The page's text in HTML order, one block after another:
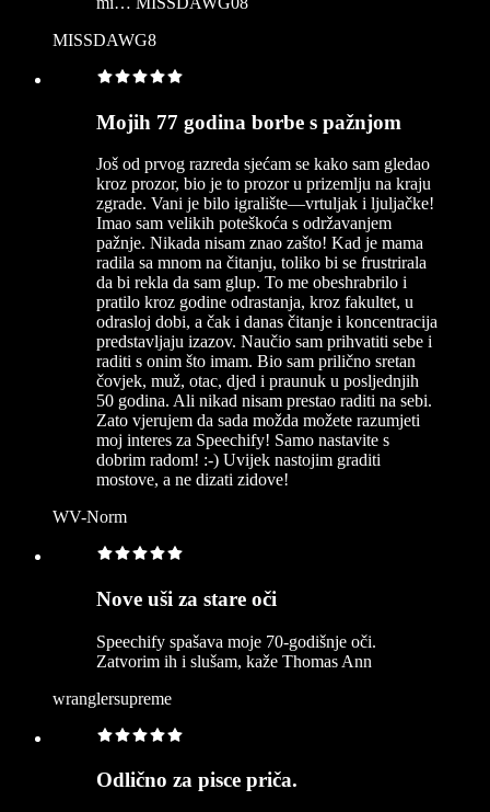
MISSDAWG8
Mojih 77 godina borbe s pažnjom
Još od prvog razreda sjećam se kako sam gledao
kroz prozor, bio je to prozor u prizemlju na kraju
zgrade. Vani je bilo igralište—vrtuljak i ljuljačke!
Imao sam velikih poteškoća s održavanjem
pažnje. Nikada nisam znao zašto! Kad je mama
radila sa mnom na čitanju, toliko bi se frustrirala
da bi rekla da sam glup. To me obeshrabrilo i
pratilo kroz godine odrastanja, kroz fakultet, u
odrasloj dobi, a čak i danas čitanje i koncentracija
predstavljaju izazov. Naučio sam prihvatiti sebe i
raditi s onim što imam. Bio sam prilično sretan
čovjek, muž, otac, djed i praunuk u posljednjih
50 godina. Ali nikad nisam prestao raditi na sebi.
Zato vjerujem da sada možda možete razumjeti
moj interes za Speechify! Samo nastavite s
dobrim radom! :-) Uvijek nastojim graditi
mostove, a ne dizati zidove!
WV-Norm
Nove uši za stare oči
Speechify spašava moje 70-godišnje oči.
Zatvorim ih i slušam, kaže Thomas Ann
wranglersupreme
Odlično za pisce priča.